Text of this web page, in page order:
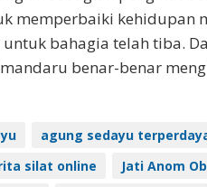
memperbaiki kehidupan
bahagia telah tiba.
benar-benar
agung sedayu
silat online Jati Anom